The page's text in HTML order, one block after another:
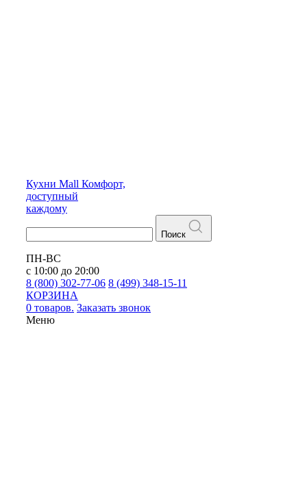
Кухни Mall Комфорт,
доступный
каждому
Поиск
ПН-ВС
с 10:00 до 20:00
8 (800) 302-77-06 8 (499) 348-15-11
КОРЗИНА
0 товаров. Заказать звонок
Меню